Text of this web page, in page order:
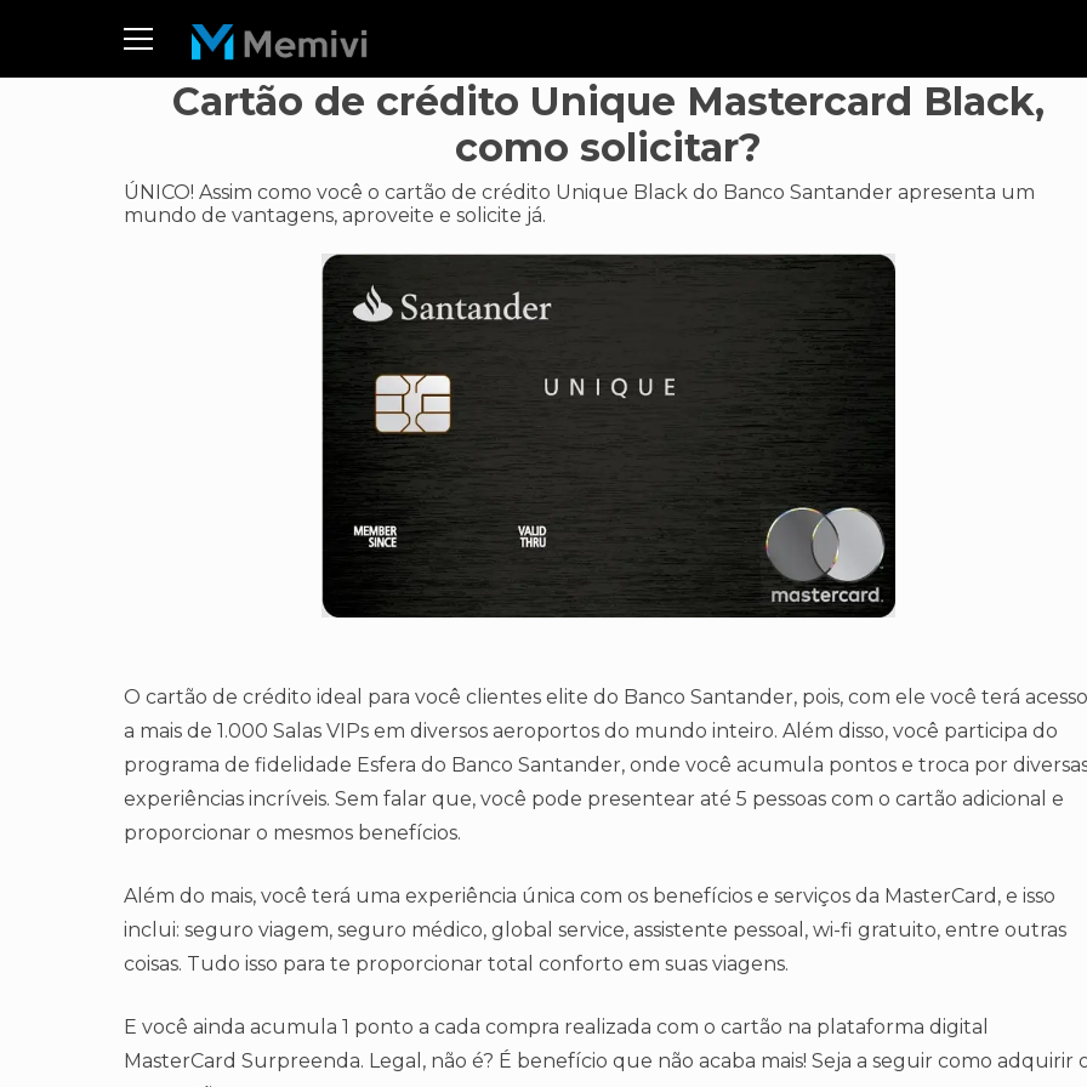
Cartão de crédito Unique Mastercard Black,
como solicitar?
ÚNICO! Assim como você o cartão de crédito Unique Black do Banco Santander apresenta um
mundo de vantagens, aproveite e solicite já.
O cartão de crédito ideal para você clientes elite do Banco Santander, pois, com ele você terá acesso
a mais de 1.000 Salas VIPs em diversos aeroportos do mundo inteiro. Além disso, você participa do
programa de fidelidade Esfera do Banco Santander, onde você acumula pontos e troca por
experiências incríveis. Sem falar que, você pode presentear até 5 pessoas com o cartão adicional e
proporcionar o mesmos benefícios.
Além do mais, você terá uma experiência única com os benefícios e serviços da MasterCard, e isso
inclui: seguro viagem, seguro médico, global service, assistente pessoal, wi-fi gratuito, entre outras
coisas. Tudo isso para te proporcionar total conforto em suas viagens.
E você ainda acumula 1 ponto a cada compra realizada com o cartão na plataforma digital
MasterCard Surpreenda. Legal, não é? É benefício que não acaba mais! Seja a seguir como adquirir